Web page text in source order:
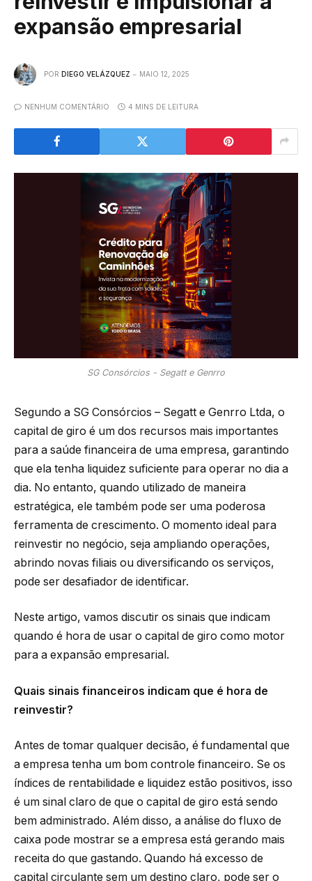
expansão empresarial
POR DIEGO VELÁZQUEZ MAIO 12, 2025
NENHUM COMENTÁRIO 4 MINS DE LEITURA
SG Consórcios - Segatt e Genrro
Segundo a SG Consórcios – Segatt e Genrro Ltda, o
capital de giro é um dos recursos mais importantes
para a saúde financeira de uma empresa, garantindo
que ela tenha liquidez suficiente para operar no dia a
dia. No entanto, quando utilizado de maneira
estratégica, ele também pode ser uma poderosa
ferramenta de crescimento. O momento ideal para
reinvestir no negócio, seja ampliando operações,
abrindo novas filiais ou diversificando os serviços,
pode ser desafiador de identificar.
Neste artigo, vamos discutir os sinais que indicam
quando é hora de usar o capital de giro como motor
para a expansão empresarial.
Quais sinais financeiros indicam que é hora de
reinvestir?
Antes de tomar qualquer decisão, é fundamental que
a empresa tenha um bom controle financeiro. Se os
índices de rentabilidade e liquidez estão positivos, isso
é um sinal claro de que o capital de giro está sendo
bem administrado. Além disso, a análise do fluxo de
caixa pode mostrar se a empresa está gerando mais
receita do que gastando. Quando há excesso de
capital circulante sem um destino claro, pode ser o